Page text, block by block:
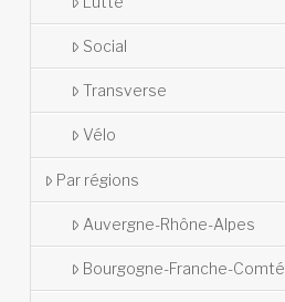
Social
Transverse
Vélo
Par régions
Auvergne-Rhône-Alpes
Bourgogne-Franche-Comté